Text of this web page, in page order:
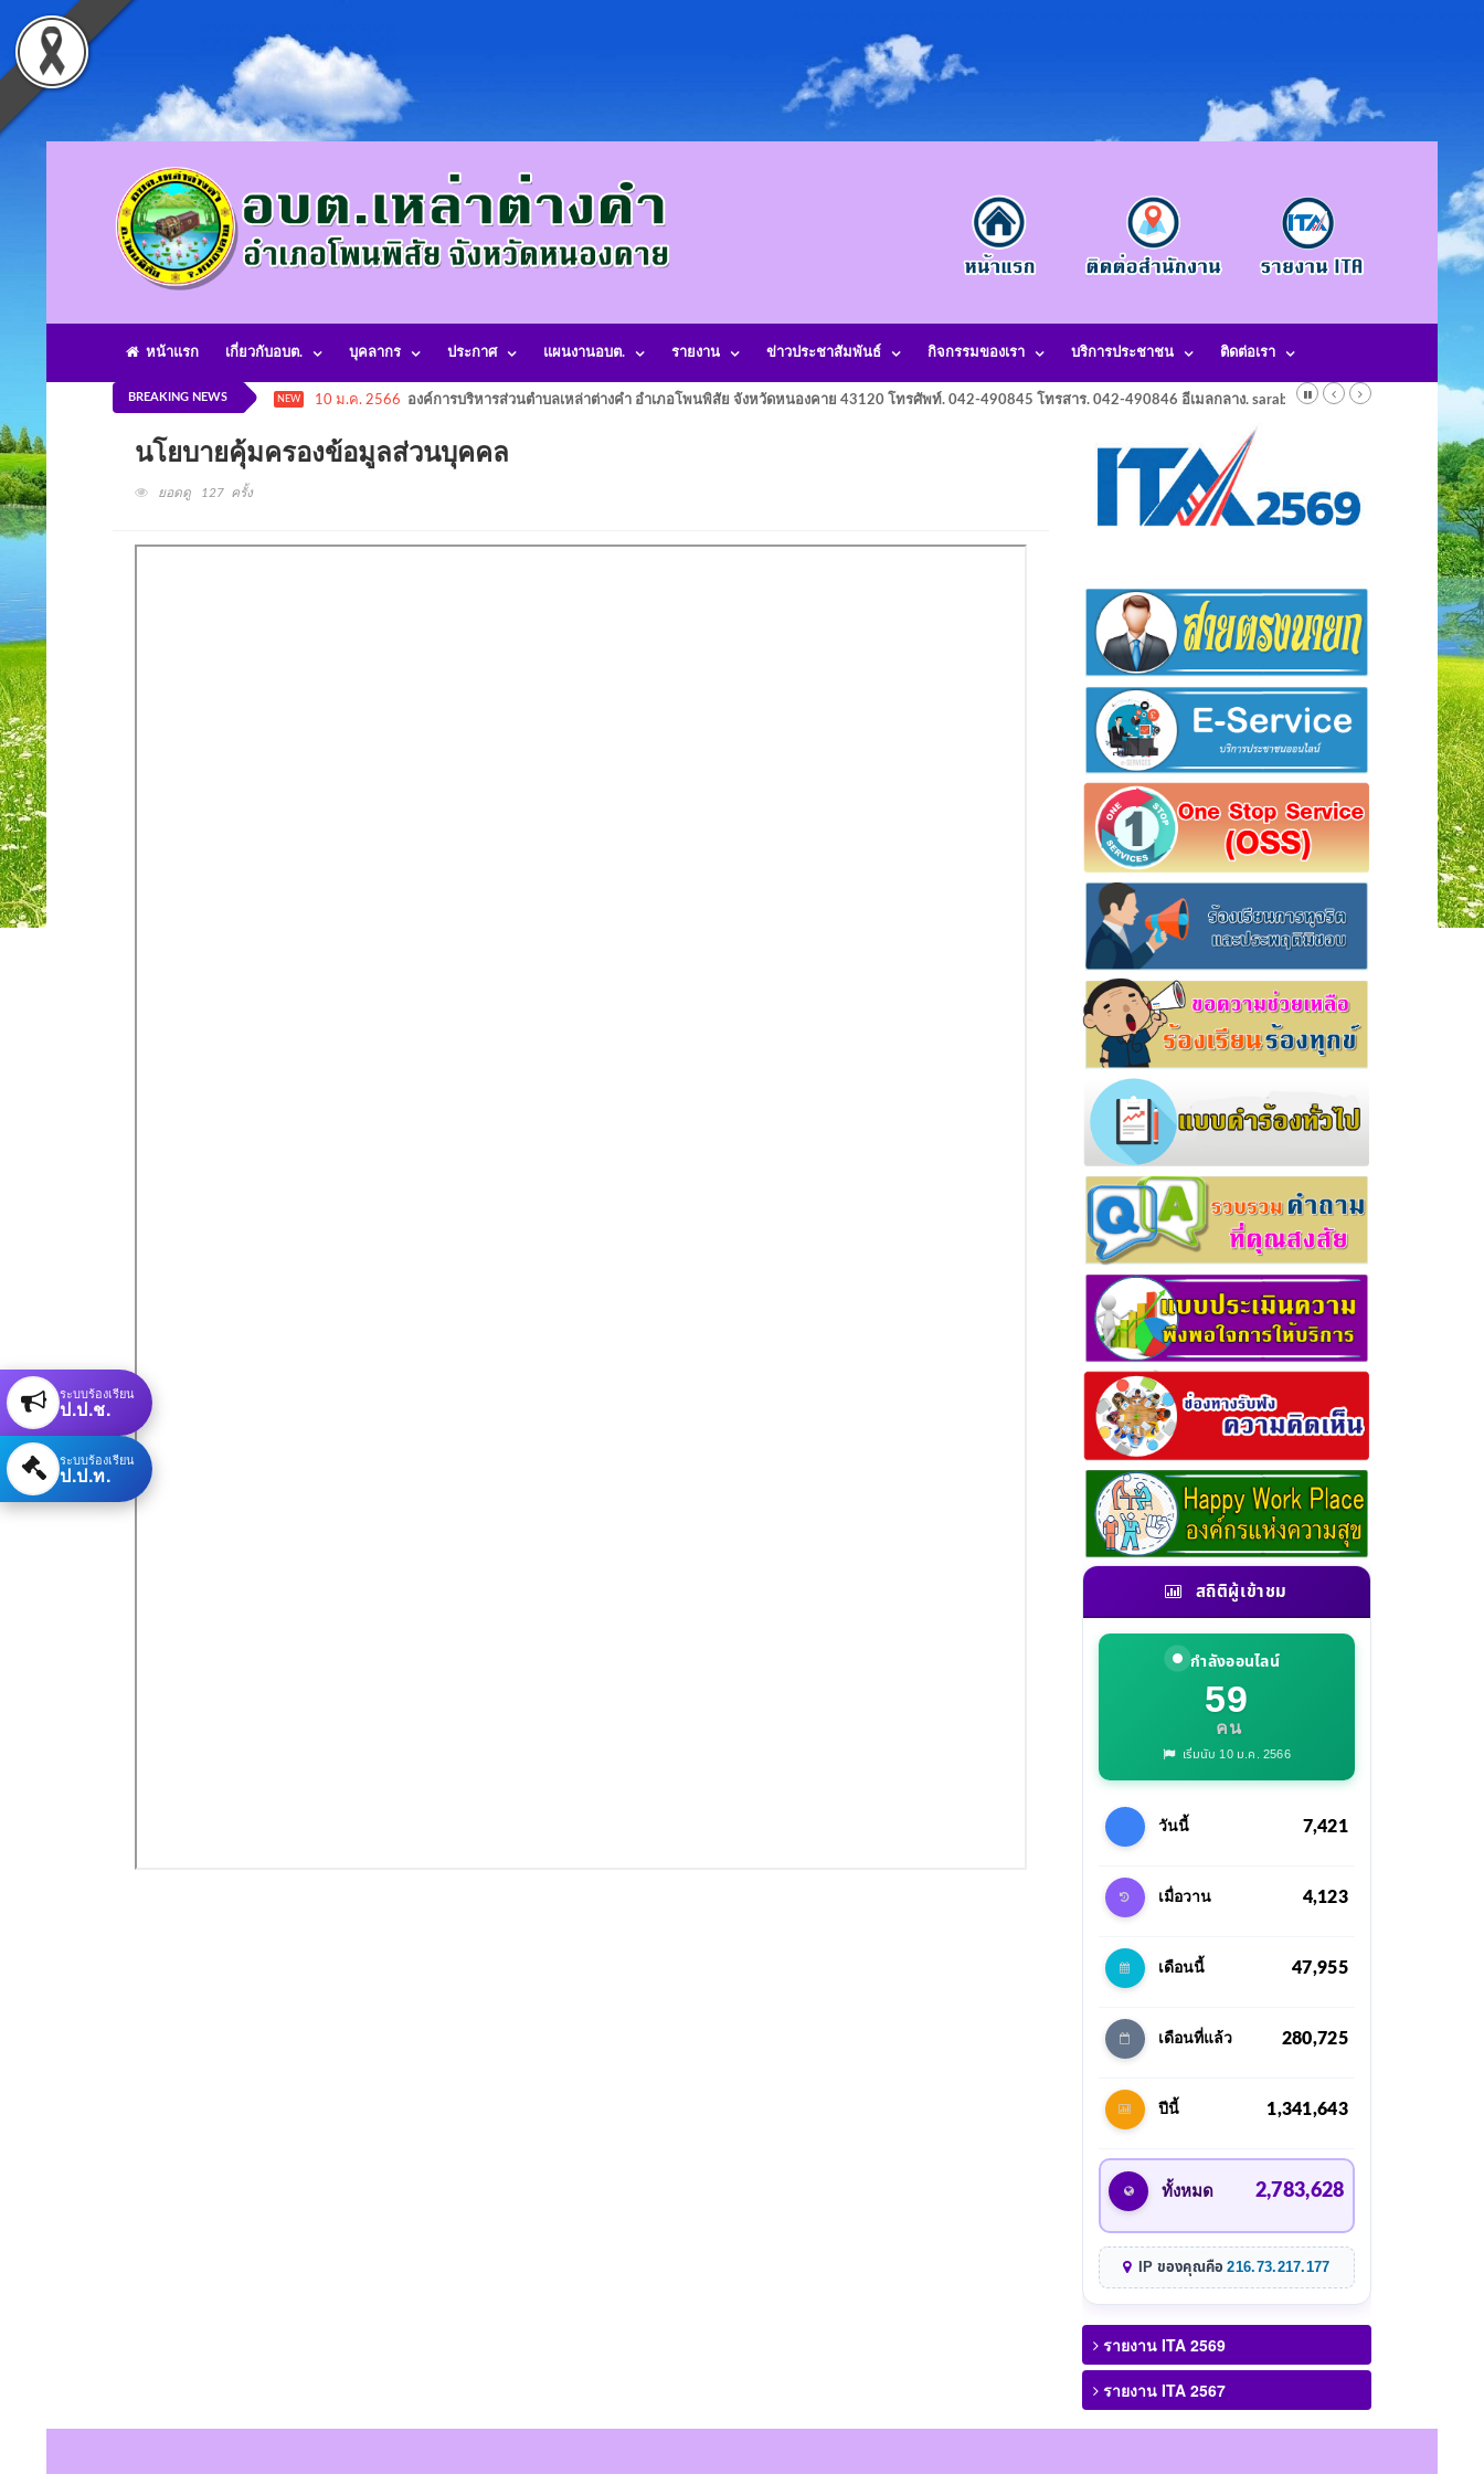
หน้าแรก เกี่ยวกับอบต. บุคลากร ประกาศ แผนงานอบต. รายงาน ข่าวประชาสัมพันธ์ กิจกรรมของเรา บริการประชาชน ติดต่อเรา
BREAKING NEWS NEW 10 ม.ค. 2566 องค์การบริหารส่วนตำบลเหล่าต่างคำ อำเภอโพนพิสัย จังหวัดหนองคาย 43120 โทรศัพท์. 042-490845 โทรสาร. 042-490846 อีเมลกลาง. saraban@laotangkham.go.th
นโยบายคุ้มครองข้อมูลส่วนบุคคล
ยอดดู 127 ครั้ง
สถิติผู้เข้าชม
กำลังออนไลน์
59
คน
เริ่มนับ 10 ม.ค. 2566
วันนี้ 7,421
เมื่อวาน 4,123
เดือนนี้ 47,955
เดือนที่แล้ว 280,725
ปีนี้ 1,341,643
ทั้งหมด 2,783,628
IP ของคุณคือ216.73.217.177
รายงาน ITA 2569
รายงาน ITA 2567
ระบบร้องเรียน
ป.ป.ช.
ระบบร้องเรียน
ป.ป.ท.